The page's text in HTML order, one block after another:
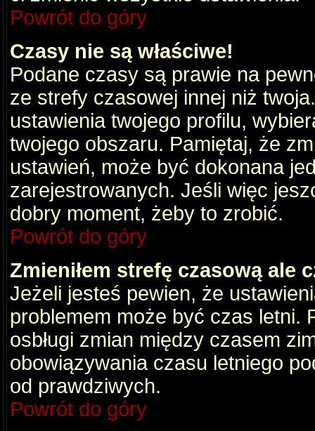
Powrót do góry
Czasy nie są właściwe!
Podane czasy są prawie na
ze strefy czasowej innej niż
ustawienia twojego profilu,
twojego obszaru. Pamiętaj, że
ustawień, może być dokonana
zarejestrowanych. Jeśli więc
dobry moment, żeby to zrobić.
Powrót do góry
Zmieniłem strefę czasową ale
Jeżeli jesteś pewien, że
problemem może być czas letni.
osbługi zmian między czasem
obowiązywania czasu letniego
od prawdziwych.
Powrót do góry